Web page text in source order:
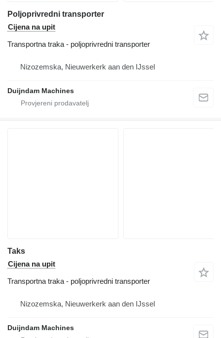
Poljoprivredni transporter
Cijena na upit
Transportna traka - poljoprivredni transporter
Nizozemska, Nieuwerkerk aan den IJssel
Duijndam Machines
Taks
Cijena na upit
Transportna traka - poljoprivredni transporter
Nizozemska, Nieuwerkerk aan den IJssel
Duijndam Machines